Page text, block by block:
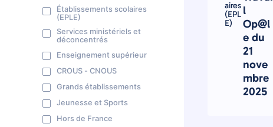
Établissements scolaires
(EPLE)
Services ministériels et
déconcentrés
Enseignement supérieur
CROUS - CNOUS
Grands établissements
Jeunesse et Sports
Hors de France
aires
(EPL
E)
l
Op@l
e du
21
nove
mbre
2025